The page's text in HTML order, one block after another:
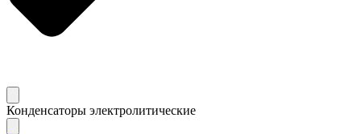
Конденсаторы электролитические